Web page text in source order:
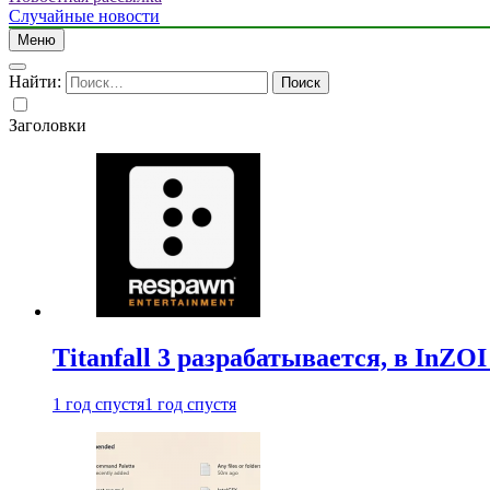
Случайные новости
Меню
Найти:
Заголовки
Titanfall 3 разрабатывается, в
1 год спустя1 год спустя